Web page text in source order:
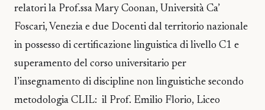
relatori la Prof.ssa Mary Coonan, Università Ca’
Foscari, Venezia e due Docenti dal territorio nazionale
in possesso di certificazione linguistica di livello C1 e
superamento del corso universitario per
l’insegnamento di discipline non linguistiche secondo
metodologia CLIL: il Prof. Emilio Florio, Liceo